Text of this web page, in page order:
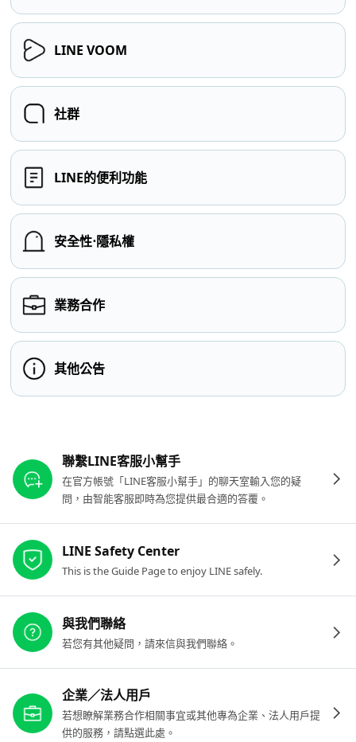
LINE VOOM
社群
LINE的便利功能
安全性⋅隱私權
業務合作
其他公告
聯繫LINE客服小幫手
在官方帳號「LINE客服小幫手」的聊天室輸入您的疑
問，由智能客服即時為您提供最合適的答覆。
LINE Safety Center
This is the Guide Page to enjoy LINE safely.
與我們聯絡
若您有其他疑問，請來信與我們聯絡。
企業／法人用戶
若想瞭解業務合作相關事宜或其他專為企業、法人用戶提
供的服務，請點選此處。